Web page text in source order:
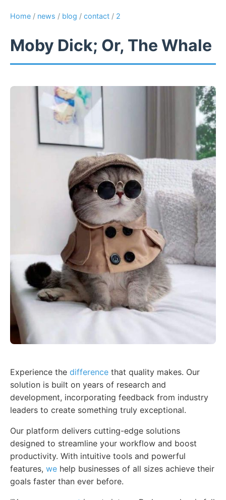
Home / news / blog / contact / 2
Moby Dick; Or, The Whale
Experience the difference that quality makes. Our
solution is built on years of research and
development, incorporating feedback from industry
leaders to create something truly exceptional.
Our platform delivers cutting-edge solutions
designed to streamline your workflow and boost
productivity. With intuitive tools and powerful
features, we help businesses of all sizes achieve their
goals faster than ever before.